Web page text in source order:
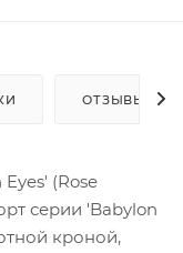
ОТЗЫВЫ
(Rose
серии 'Babylon
кроной,